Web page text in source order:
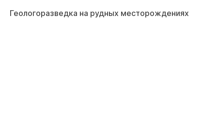
Геологоразведка на рудных месторождениях